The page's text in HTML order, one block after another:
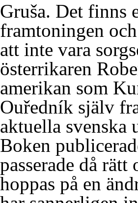
Gruša. Det finns
framtoningen
att inte vara
österrikaren
amerikan som
Ouředník själv
aktuella svenska
Boken
passerade då
hoppas på en